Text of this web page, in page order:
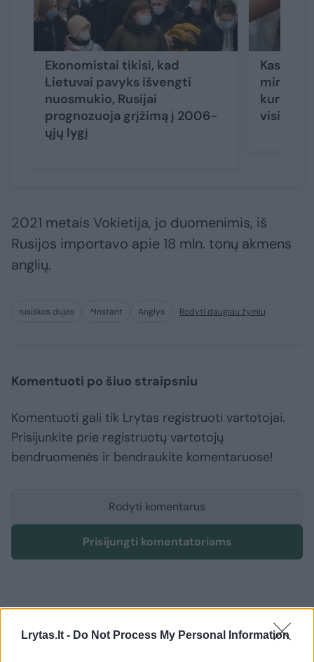
Lrytas.lt - Do Not Process My Personal Information
Ekonomistai tikisi, kad
Lietuvai pavyks išvengti
nuosmukio, Rusijai
prognozuoja grįžimą į 2006-
ųjų lygį
Kas iš
mini ir
kuriose
visiškai
2021 metais Vokietija, jo duomenimis, iš
Rusijos importavo apie 18 mln. tonų akmens
anglių.
rusiškos dujos ^Instant Anglys Rodyti daugiau žymių
Komentuoti po šiuo straipsniu
Komentuoti gali tik Lrytas registruoti vartotojai.
Prisijunkite prie registruotų vartotojų
bendruomenės ir bendraukite komentaruose!
Rodyti komentarus
Prisijungti komentatoriams